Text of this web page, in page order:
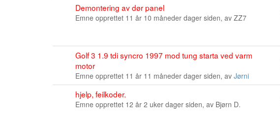
Demontering av dør panel
Emne opprettet 11 år 10 måneder dager siden, av ZZ7
Golf 3 1.9 tdi syncro 1997 mod tung starta ved varm
motor
Emne opprettet 11 år 11 måneder dager siden, av Jørni
hjelp, feilkoder.
Emne opprettet 12 år 2 uker dager siden, av Bjørn D.